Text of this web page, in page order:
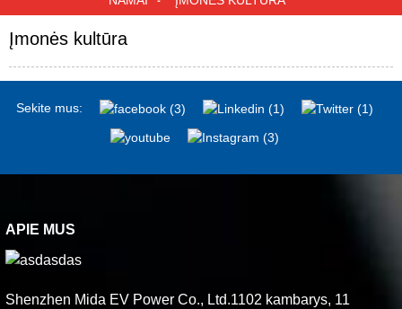
Įmonės kultūra
Sekite mus:
APIE MUS
Shenzhen Mida EV Power Co., Ltd.1102 kambarys, 11